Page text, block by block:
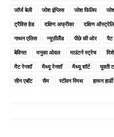
जॉर्ज बेली
जोश इंग्लिस जोश फिलिप
ट्रैविस हेड
दक्षिण अफ्रीका दक्षिण
नाथन एलिस
न्यूज़ीलैंड पीछे की ओर पैट
बेविनत
मनुका ओवल माउंटर्न स्ट्रेच
मैट रेनशॉ
मैथ्यू रेनशॉ मैथ्यू शॉर्ट युवती
सीन एबॉट
सैम स्टीवन स्मिथ हारून हार्डी